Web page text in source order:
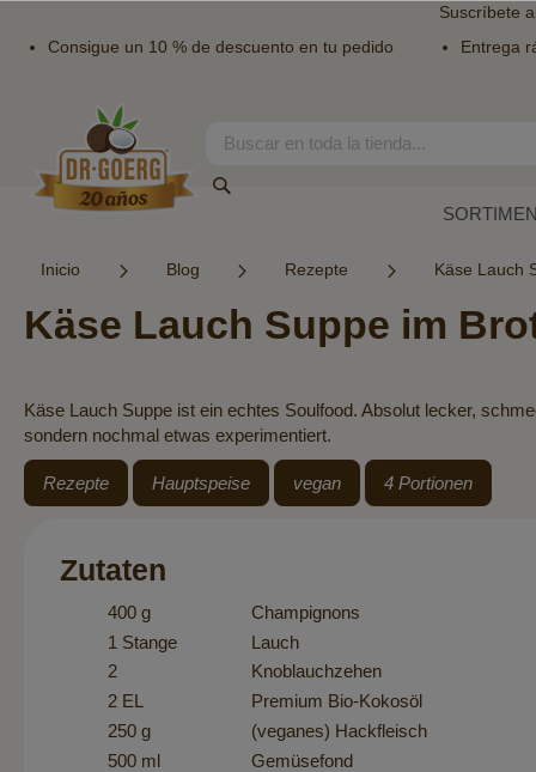
Suscríbete
Consigue un 10 % de descuento en tu pedido
Entrega
contenido
Search
Inicio Blog Rezepte Käse Lauch
Käse Lauch Suppe im
Käse Lauch Suppe ist ein echtes Soulfood. Absolut lecker,
sondern nochmal etwas experimentiert.
Rezepte Hauptspeise vegan 4 Portionen
Zutaten
400 g
Champignons
1 Stange
Lauch
2
Knoblauchzehen
2 EL
Premium Bio-Kokosöl
250 g
(veganes) Hackfleisch
500 ml
Gemüsefond